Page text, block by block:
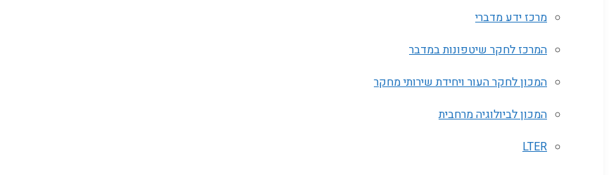
מרכז ידע מדברי
המרכז לחקר שיטפונות במדבר
המכון לחקר העור ויחידת שירותי מחקר
המכון לביולוגיה מרחבית
LTER